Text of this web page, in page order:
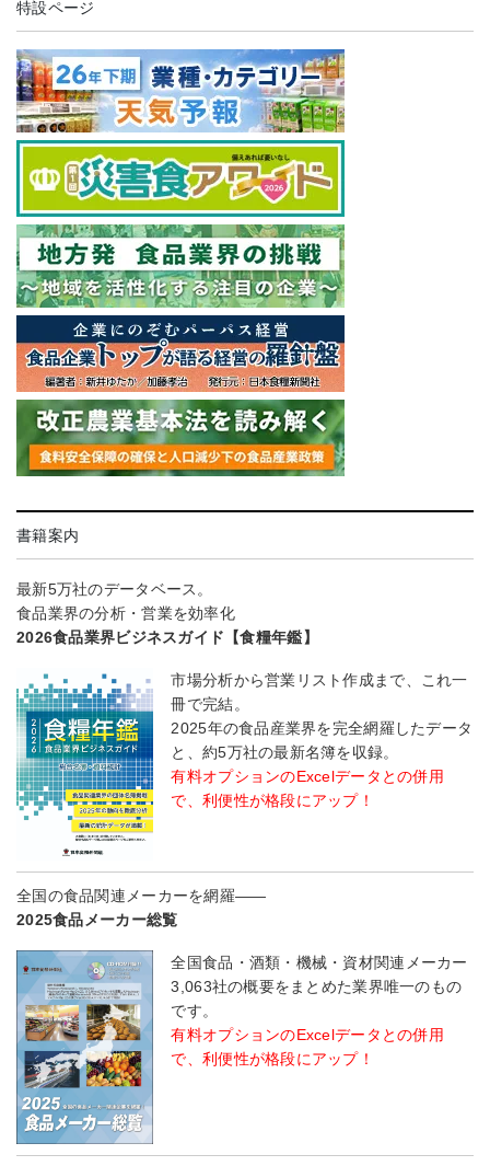
特設ページ
書籍案内
最新5万社のデータベース。
食品業界の分析・営業を効率化
2026食品業界ビジネスガイド【食糧年鑑】
市場分析から営業リスト作成まで、これ一
冊で完結。
2025年の食品産業界を完全網羅したデータ
と、約5万社の最新名簿を収録。
有料オプションのExcelデータとの併用
で、利便性が格段にアップ！
全国の食品関連メーカーを網羅――
2025食品メーカー総覧
全国食品・酒類・機械・資材関連メーカー
3,063社の概要をまとめた業界唯一のもの
です。
有料オプションのExcelデータとの併用
で、利便性が格段にアップ！